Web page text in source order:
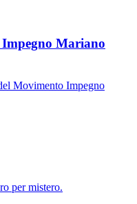
Mariano
Movimento Impegno
per mistero.